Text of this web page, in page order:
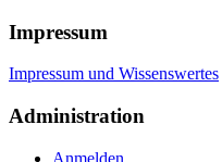
Impressum
Impressum und Wissenswertes
Administration
Anmelden